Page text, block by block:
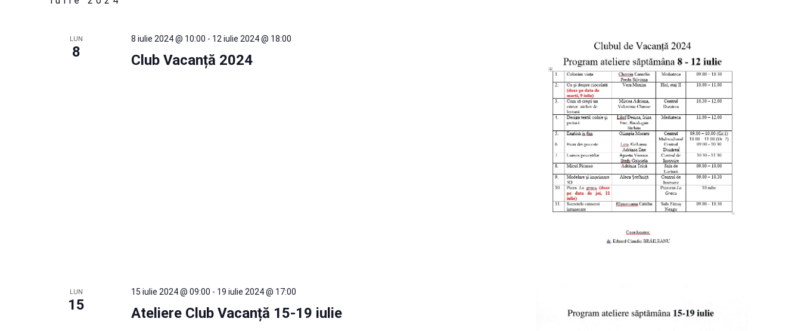
Evenimente
cheie.LUN
8 Club Vacanță 2024
8 iulie 2024 @ 10:00 - 12 iulie 2024 @ 18:00
LUN
15 Ateliere Club Vacanță 15-19 iulie
15 iulie 2024 @ 09:00 - 19 iulie 2024 @ 17:00